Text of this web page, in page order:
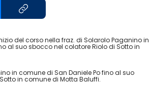
del corso nella fraz. di Solarolo Paganino in
al suo sbocco nel colatore Riolo di Sotto in
in comune di San Daniele Po fino al suo
in comune di Motta Baluffi.